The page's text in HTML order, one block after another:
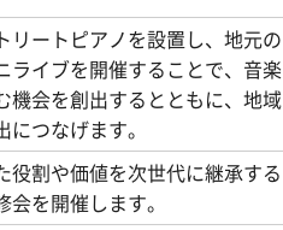
リートピアノを設置し、地元の
ライブを開催することで、音楽
機会を創出するとともに、地域
つなげます。
役割や価値を次世代に継承する
を開催します。